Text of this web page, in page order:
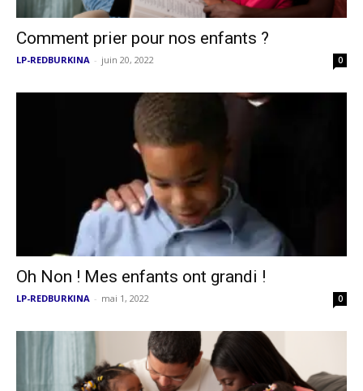
Comment prier pour nos enfants ?
LP-REDBURKINA - juin 20, 2022 0
Oh Non ! Mes enfants ont grandi !
LP-REDBURKINA - mai 1, 2022 0